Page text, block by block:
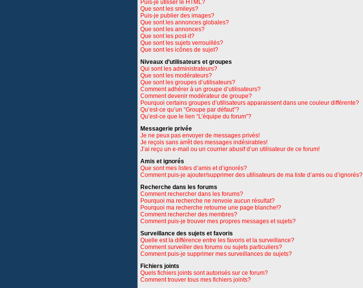
Puis-je utiliser le HTML?
Que sont les smileys?
Puis-je publier des images?
Que sont les annonces globales?
Que sont les annonces?
Que sont les post-it?
Que sont les sujets verrouillés?
Que sont les icônes de sujet?
Niveaux d’utilisateurs et groupes
Qui sont les administrateurs?
Que sont les modérateurs?
Que sont les groupes d’utilisateurs?
Comment adhérer à un groupe d’utilisateurs?
Comment devenir modérateur de groupe?
Pourquoi certains groupes d’utilisateurs apparaissent dans une couleur différente?
Qu’est-ce qu’un “Groupe par défaut”?
Qu’est-ce que le lien “L’équipe du forum”?
Messagerie privée
Je ne peux pas envoyer de messages privés!
Je reçois sans arrêt des messages indésirables!
J’ai reçu un e-mail ou un courrier abusif d’un utilisateur de ce forum!
Amis et ignorés
Que sont mes listes d’amis et d’ignorés?
Comment puis-je ajouter/supprimer des utilisateurs de ma liste d’amis ou d’ignorés?
Recherche dans les forums
Comment rechercher dans les forums?
Pourquoi ma recherche ne renvoie aucun résultat?
Pourquoi ma recherche retourne une page blanche!?
Comment rechercher des membres?
Comment puis-je trouver mes propres messages et sujets?
Surveillance des sujets et favoris
Quelle est la différence entre les favoris et la surveillance?
Comment surveiller des forums ou sujets particuliers?
Comment puis-je supprimer mes surveillances de sujets?
Fichiers joints
Quels fichiers joints sont autorisés sur ce forum?
Comment trouver tous mes fichiers joints?